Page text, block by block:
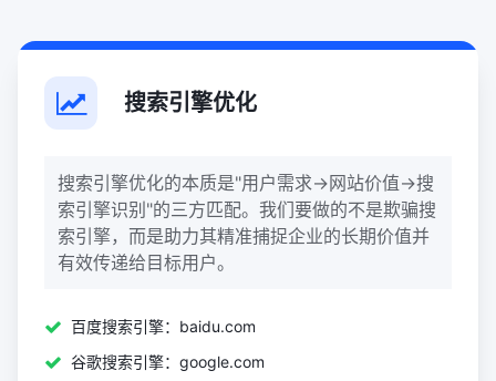
搜索引擎优化
搜索引擎优化的本质是"用户需求→网站价值→搜
索引擎识别"的三方匹配。我们要做的不是欺骗搜
索引擎，而是助力其精准捕捉企业的长期价值并
有效传递给目标用户。
百度搜索引擎：baidu.com
谷歌搜索引擎：google.com